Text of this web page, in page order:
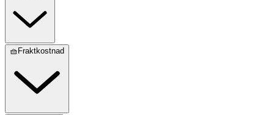
🧺Fraktkostnad